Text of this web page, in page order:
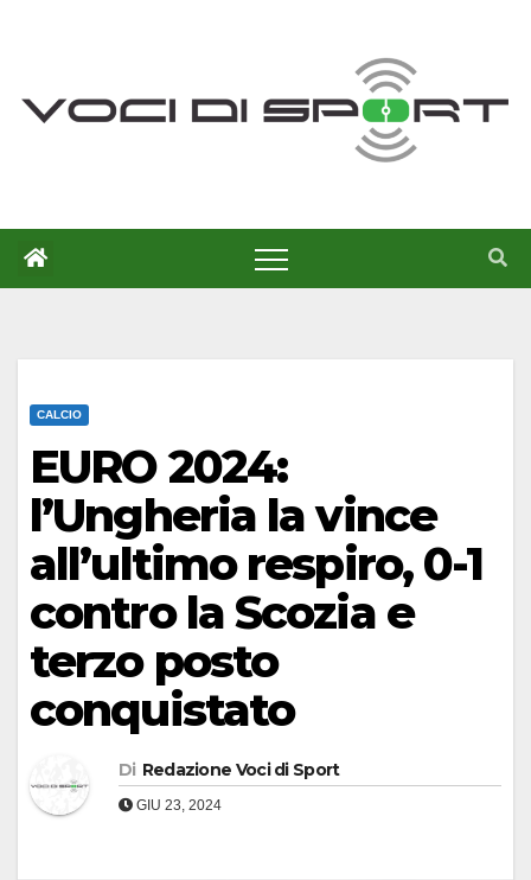
CALCIO
EURO 2024:
l’Ungheria la vince
all’ultimo respiro, 0-1
contro la Scozia e
terzo posto
conquistato
Di Redazione Voci di Sport
GIU 23, 2024